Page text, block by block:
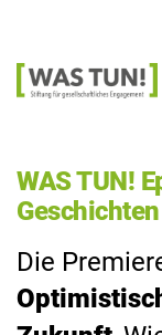
WAS TUN!
Die
PODCASTWAS
LEBEN UND
NACHHALTIGE
UND GANZ
GESPRÄCH MIT
ÜBER UNS –